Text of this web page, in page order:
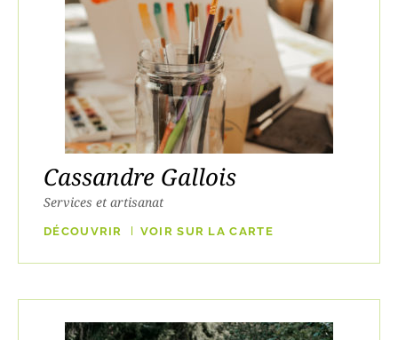
Cassandre Gallois
Services et artisanat
DÉCOUVRIR VOIR SUR LA CARTE